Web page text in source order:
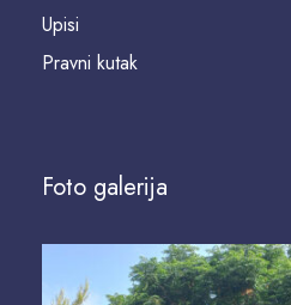
Upisi
Pravni kutak
Foto galerija